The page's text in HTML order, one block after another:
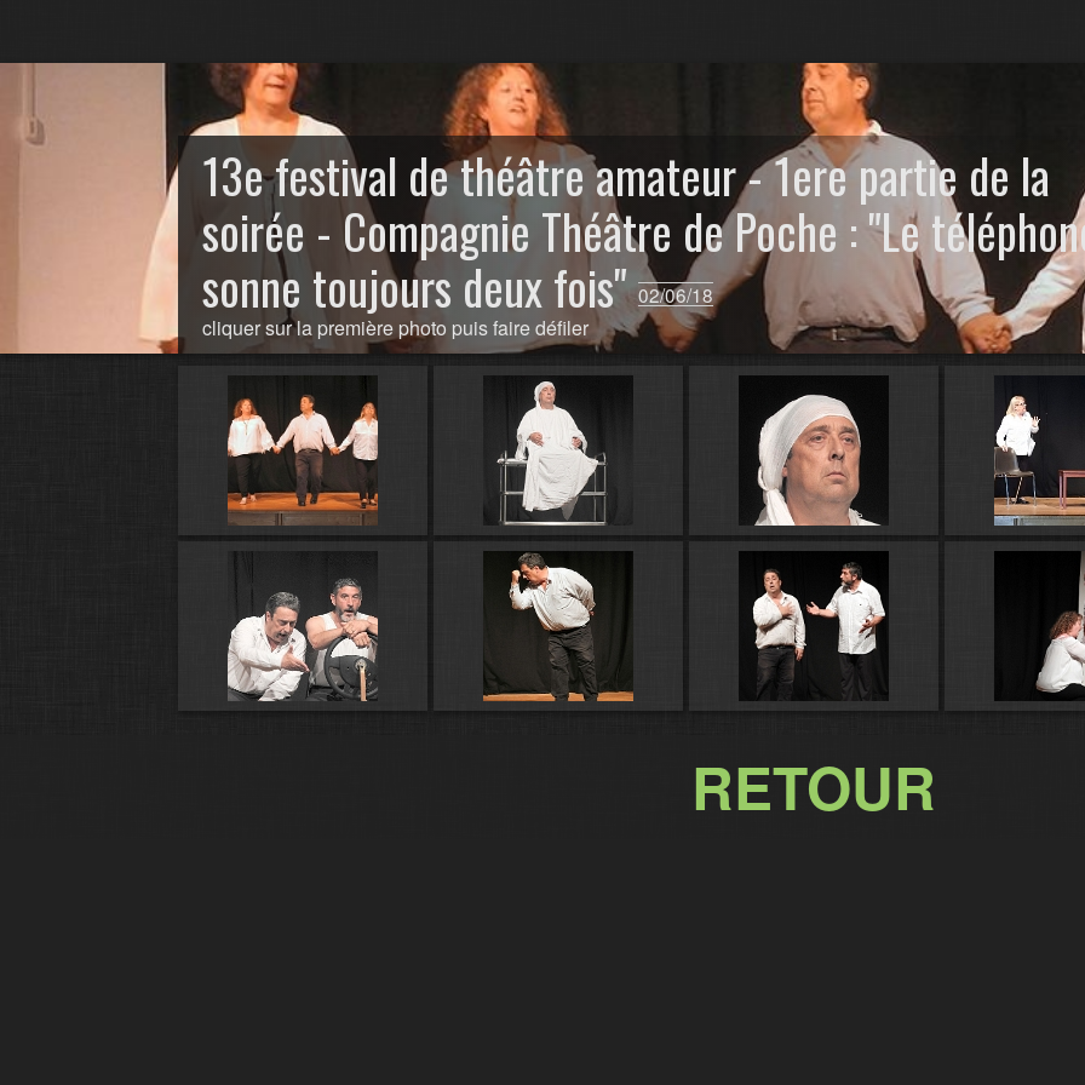
13e festival de théâtre amateur - 1ere partie de la
soirée - Compagnie Théâtre de Poche : "Le
sonne toujours deux fois"02/06/18
cliquer sur la première photo puis faire défiler
RETOUR